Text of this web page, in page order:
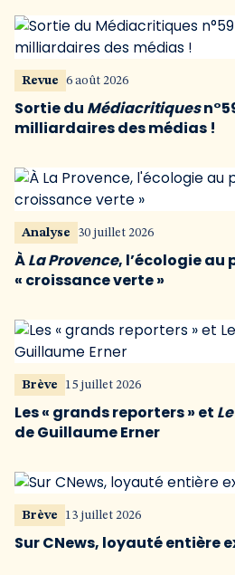
Revue 6 août 2026
Sortie du Médiacritiques
milliardaires des médias !
Analyse 30 juillet 2026
ÀLa Provence, l’écologie au
« croissance verte »
Brève 15 juillet 2026
Les « grands reporters » et
de Guillaume Erner
Brève 13 juillet 2026
Sur CNews, loyauté entière